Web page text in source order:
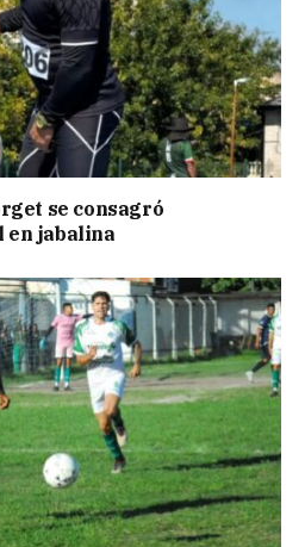
se consagró
en jabalina